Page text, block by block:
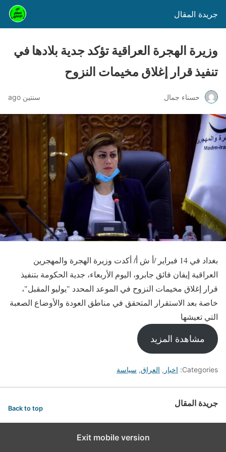
جريدة المقال
وزيرة الهجرة العراقية تؤكد جدية بلادها في
تنفيذ قرار إغلاق مخيمات النزوح
حسناء جمال سنتين ago
بغداد في 14 فبراير /أ ش أ/ أكدت وزيرة الهجرة والمهجرين
العراقية إيفان فائق جابرو، اليوم الأربعاء، جدية الحكومة بتنفيذ
قرار إغلاق مخيمات النزوح في الموعد المحدد "يوليو المقبل"،
خاصة بعد الاستقرار المتحقق في مناطق العودة والأوضاع الصعبة
التي تعيشها
مشاهدة المزيد
Categories: اخبار , العراق, سياسة
جريدة المقال Back to top
Exit mobile version